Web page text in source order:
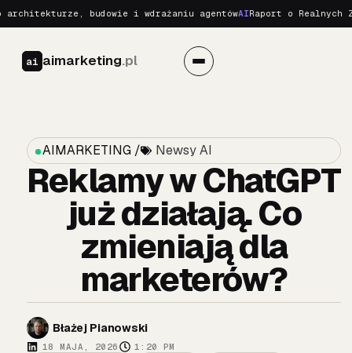
budowie i wdrażaniu agentówAIRaport o Realnych
ai aimarketing.pl
AIMARKETING / Newsy AI
Reklamy w ChatGPT
już działają. Co
zmieniają dla
marketerów?
Błażej Pianowski
18 MAJA, 2026 1:20 PM